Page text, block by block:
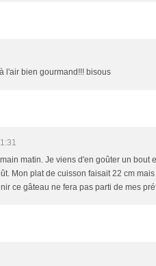
l'air bien gourmand!!! bisous
matin. Je viens d'en goûter un bout
Mon plat de cuisson faisait 22 cm
ce gâteau ne fera pas parti de mes